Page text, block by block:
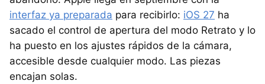
interfaz ya preparada para recibirlo: iOS 27 ha
sacado el control de apertura del modo Retrato y lo
ha puesto en los ajustes rápidos de la cámara,
accesible desde cualquier modo. Las piezas
encajan solas.